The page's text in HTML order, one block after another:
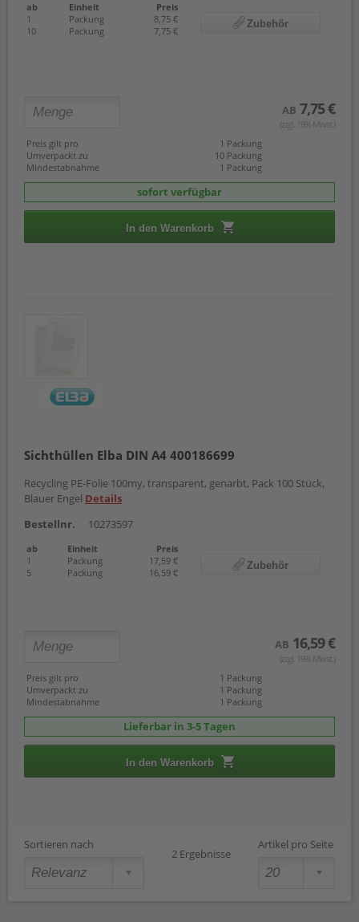
ab Einheit
Preis
1
Packung
8,75 €
10
Packung 7,75 €
Zubehör
AB 7,75 €
(zzgl. 19% Mwst.)
Preis gilt pro
1 Packung
Umverpackt zu
10 Packung
Mindestabnahme
1 Packung
sofort verfügbar
In den Warenkorb
Sichthüllen Elba DIN A4 400186699
Recycling PE-Folie 100my, transparent, genarbt, Pack 100 Stück,
Blauer Engel Details
Bestellnr.
10273597
ab Einheit
Preis
1
Packung
17,59 €
5
Packung 16,59 €
Zubehör
AB 16,59 €
(zzgl. 19% Mwst.)
Preis gilt pro
1 Packung
Umverpackt zu
1 Packung
Mindestabnahme
1 Packung
Lieferbar in 3-5 Tagen
In den Warenkorb
Sortieren nach
2 Ergebnisse
Artikel pro Seite